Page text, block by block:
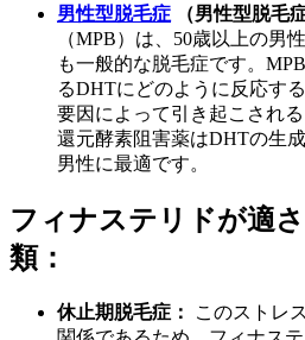
男性型脱毛症 （男性型脱毛
（MPB）は、50歳以上の男
も一般的な脱毛症です。
るDHTにどのように反応す
要因によって引き起こされ
還元酵素阻害薬はDHTの生
男性に最適です。
フィナステリドが適
類：
休止期脱毛症：
このストレ